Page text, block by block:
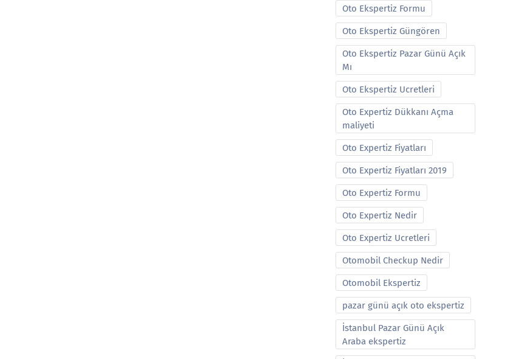
Oto Ekspertiz Formu
Oto Ekspertiz Güngören
Oto Ekspertiz Pazar Günü Açık
Mı
Oto Ekspertiz Ucretleri
Oto Expertiz Dükkanı Açma
maliyeti
Oto Expertiz Fiyatları
Oto Expertiz Fiyatları 2019
Oto Expertiz Formu
Oto Expertiz Nedir
Oto Expertiz Ucretleri
Otomobil Checkup Nedir
Otomobil Ekspertiz
pazar günü açık oto ekspertiz
İstanbul Pazar Günü Açık
Araba ekspertiz